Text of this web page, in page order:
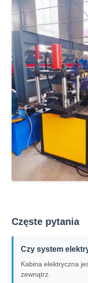
Częste pytania
Czy system
Kabina elektryczna
zewnątrz.